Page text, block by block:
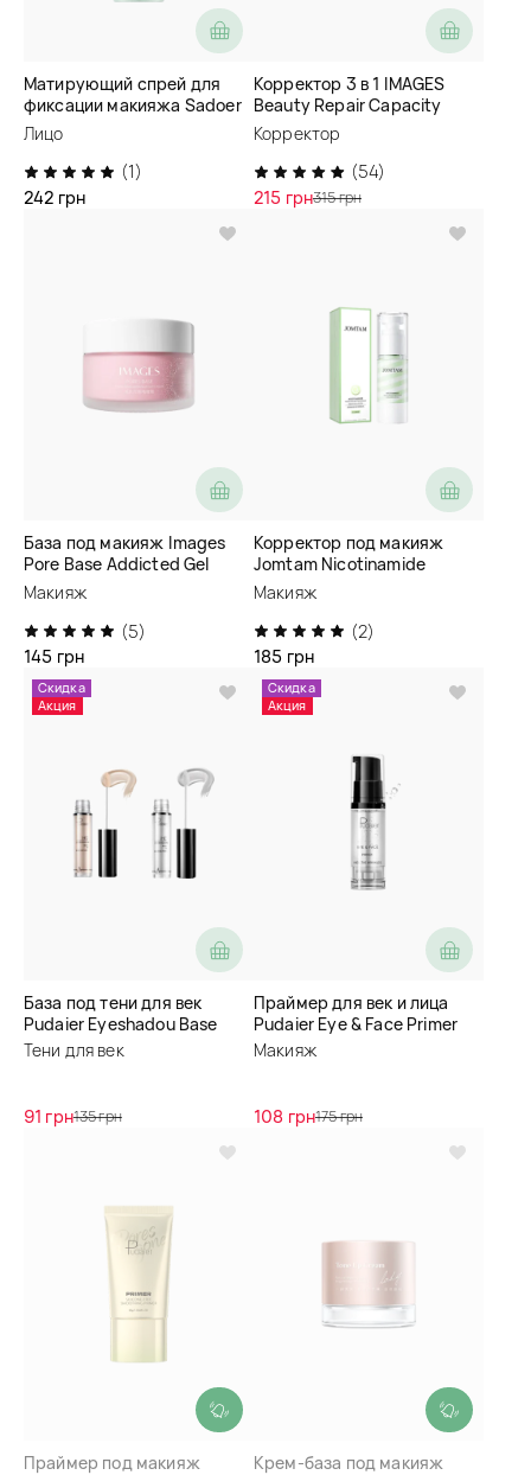
Матирующий спрей для
фиксации макияжа Sadoer
Refresh Oil Control Makeup
Spray
Лицо
(1)
242 грн
Корректор 3 в 1 IMAGES
Beauty Repair Capacity
Cream
Корректор
(54)
215 грн315 грн
База под макияж Images
Pore Base Addicted Gel
Cream
Макияж
(5)
145 грн
Корректор под макияж
Jomtam Nicotinamide
Moisturizing Two-Color
Макияж
(2)
185 грн
Скидка
Акция
База под тени для век
Pudaier Eyeshadou Base
Тени для век
91 грн135 грн
Скидка
Акция
Праймер для век и лица
Pudaier Eye & Face Primer
Макияж
108 грн175 грн
Праймер под макияж
Крем-база под макияж